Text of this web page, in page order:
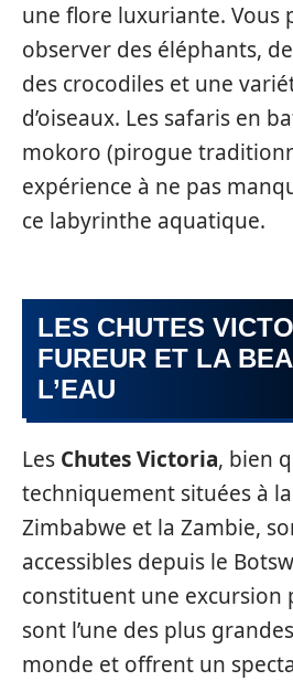
une flore luxuriante. Vous
observer des éléphants,
des crocodiles et une
d’oiseaux. Les safaris en
mokoro (pirogue
expérience à ne pas
ce labyrinthe aquatique.
LES CHUTES
FUREUR ET LA
L’EAU
Les Chutes Victoria, bien
techniquement situées à
Zimbabwe et la Zambie,
accessibles depuis le
constituent une excursion
sont l’une des plus
monde et offrent un